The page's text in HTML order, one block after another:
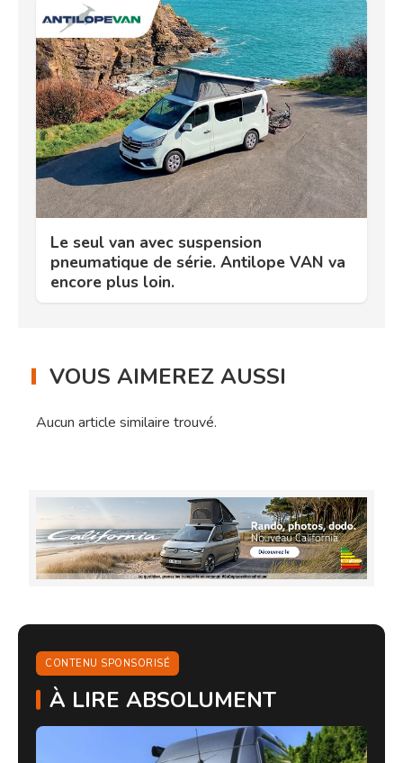
Le seul van avec suspension
pneumatique de série. Antilope VAN va
encore plus loin.
VOUS AIMEREZ AUSSI
Aucun article similaire trouvé.
CONTENU SPONSORISÉ
À LIRE ABSOLUMENT